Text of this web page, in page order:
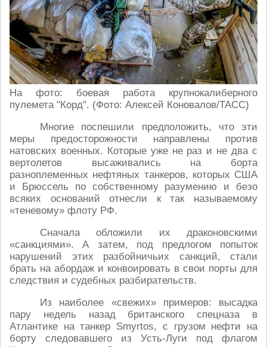
На фото: боевая работа крупнокалиберного
пулемета "Корд". (Фото: Алексей Коновалов/ТАСС)
Многие поспешили предположить, что эти
меры предосторожности направлены против
натовских военных. Которые уже не раз и не два с
вертолетов высаживались на борта
разноплеменных нефтяных танкеров, которых США
и Брюссель по собственному разумению и безо
всяких оснований отнесли к так называемому
«теневому» флоту РФ.
Сначала обложили их драконовскими
«санкциями». А затем, под предлогом попыток
нарушений этих разбойничьих санкций, стали
брать на абордаж и конвоировать в свои порты для
следствия и судебных разбирательств.
Из наиболее «свежих» примеров: высадка
пару недель назад британского спецназа в
Атлантике на танкер Smyrtos, с грузом нефти на
борту следовавшего из Усть-Луги под флагом